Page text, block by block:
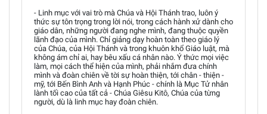
- Linh mục với vai trò mà Chúa và Hội Thánh trao, luôn ý
thức sự tôn trọng trong lời nói, trong cách hành xử dành cho
giáo dân, những người đang nghe mình, đang thuộc quyền
lãnh đạo của mình. Chỉ giảng dạy hoàn toàn theo giáo lý
của Chúa, của Hội Thánh và trong khuôn khổ Giáo luật, mà
không ám chỉ ai, hay bêu xấu cá nhân nào. Ý thức mọi việc
làm, mọi cách thể hiện của mình, phải nhắm đưa chính
mình và đoàn chiên về tời sự hoàn thiện, tới chân - thiện -
mỹ, tới Bến Bình Anh và Hạnh Phúc - chính là Mục Tử nhân
lành tối cao của tất cả - Chúa Giêsu Kitô, Chúa của từng
người, dù là linh mục hay đoàn chiên.